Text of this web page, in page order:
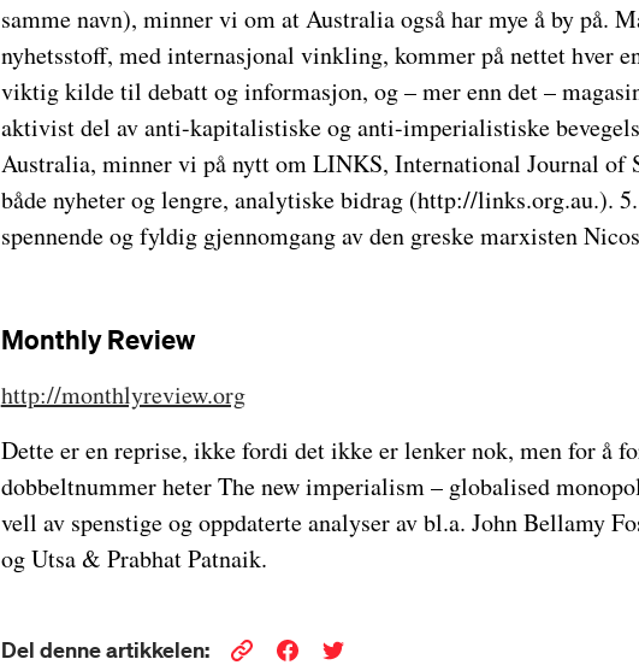
samme navn), minner vi om at Australia også har mye å by på.
nyhetsstoff, med internasjonal vinkling, kommer på nettet hver
viktig kilde til debatt og informasjon, og – mer enn det –
aktivist del av anti-kapitalistiske og anti-imperialistiske
Australia, minner vi på nytt om LINKS, International Journal of
både nyheter og lengre, analytiske bidrag (http://links.org.au.).
spennende og fyldig gjennomgang av den greske marxisten
Monthly Review
http://monthlyreview.org
Dette er en reprise, ikke fordi det ikke er lenker nok, men for å
dobbeltnummer heter The new imperialism – globalised
vell av spenstige og oppdaterte analyser av bl.a. John Bellamy
og Utsa & Prabhat Patnaik.
Del denne artikkelen: